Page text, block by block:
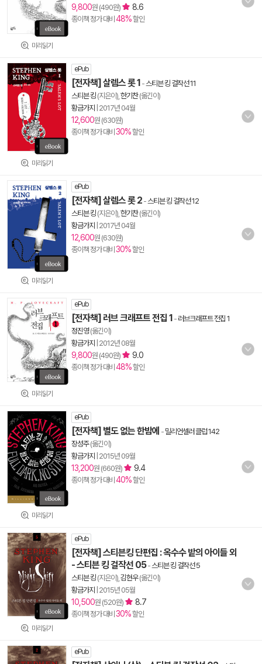
미리읽기
9,800원 (490원) 8.6
종이책 정가 대비 48%할인
미리읽기
ePub
[전자책] 살렘스 롯 1 -스티븐 킹 걸작선 11
스티븐 킹 (지은이), 한기찬(옮긴이)
황금가지
2017년 04월
12,600원 (630원)
종이책 정가 대비 30%할인
미리읽기
ePub
[전자책] 살렘스 롯 2 -스티븐 킹 걸작선 12
스티븐 킹 (지은이), 한기찬(옮긴이)
황금가지
2017년 04월
12,600원 (630원)
종이책 정가 대비 30%할인
미리읽기
ePub
[전자책] 러브 크래프트 전집 1 - 러브크래프트 전집 1
정진영(옮긴이)
황금가지
2012년 08월
9,800원 (490원) 9.0
종이책 정가 대비 48%할인
미리읽기
ePub
[전자책] 별도 없는 한밤에 - 밀리언셀러 클럽 142
장성주(옮긴이)
황금가지
2015년 09월
13,200원 (660원) 9.4
종이책 정가 대비 40%할인
미리읽기
ePub
[전자책] 스티븐킹 단편집 : 옥수수 밭의 아이들 외
- 스티븐 킹 걸작선 05-스티븐 킹 걸작선 5
스티븐 킹 (지은이), 김현우(옮긴이)
황금가지
2015년 05월
10,500원 (520원) 8.7
종이책 정가 대비 30%할인
ePub